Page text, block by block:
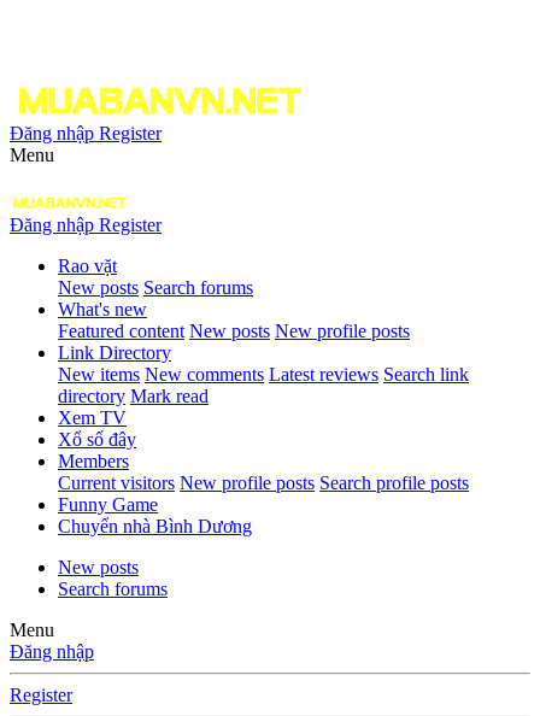
Đăng nhập Register
Menu
Đăng nhập Register
Rao vặt
New posts Search forums
What's new
Featured content New posts New profile posts
Link Directory
New items New comments Latest reviews Search link
directory Mark read
Xem TV
Xổ số đây
Members
Current visitors New profile posts Search profile posts
Funny Game
Chuyển nhà Bình Dương
New posts
Search forums
Menu
Đăng nhập
Register